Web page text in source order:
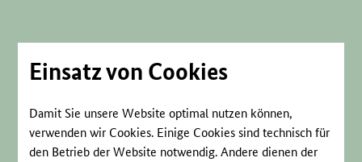
Einsatz von Cookies
Damit Sie unsere Website optimal nutzen können,
verwenden wir Cookies. Einige Cookies sind technisch für
den Betrieb der Website notwendig. Andere dienen der